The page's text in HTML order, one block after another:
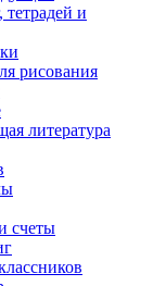
и
рисования
литература
счеты